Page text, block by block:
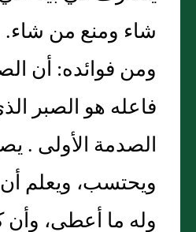
شاء ومنع من شاء.
ومن فوائده: أن
فاعله هو الصبر
الصدمة الأولى .
ويحتسب، ويعلم
وله ما أعطى،